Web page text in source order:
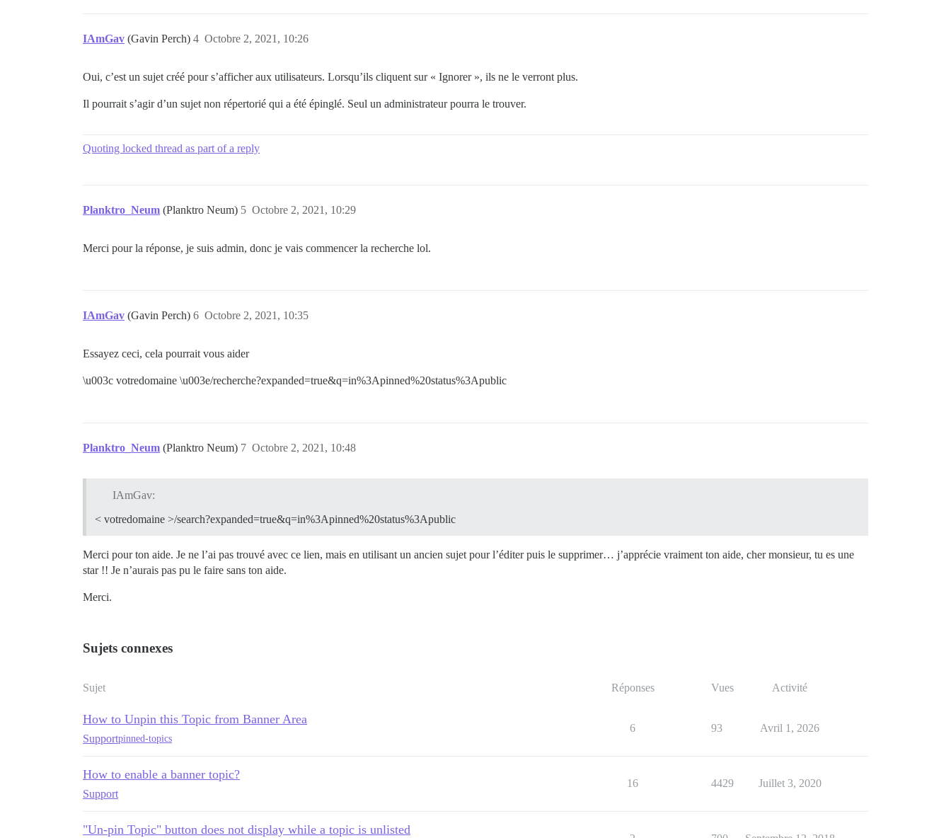
IAmGav (Gavin Perch) Octobre 2, 2021, 10:26
4
Oui, c’est un sujet créé pour s’afficher aux utilisateurs. Lorsqu’ils cliquent sur « Ignorer », ils ne le verront plus.
Il pourrait s’agir d’un sujet non répertorié qui a été épinglé. Seul un administrateur pourra le trouver.
Quoting locked thread as part of a reply
Planktro_Neum (Planktro Neum) Octobre 2, 2021, 10:29
5
Merci pour la réponse, je suis admin, donc je vais commencer la recherche lol.
IAmGav (Gavin Perch) Octobre 2, 2021, 10:35
6
Essayez ceci, cela pourrait vous aider
\u003c votredomaine \u003e/recherche?expanded=true&q=in%3Apinned%20status%3Apublic
Planktro_Neum (Planktro Neum) Octobre 2, 2021, 10:48
7
IAmGav:
< votredomaine >/search?expanded=true&q=in%3Apinned%20status%3Apublic
Merci pour ton aide. Je ne l’ai pas trouvé avec ce lien, mais en utilisant un ancien sujet pour l’éditer puis le supprimer… j’apprécie vraiment ton aide, cher monsieur, tu es une
star !! Je n’aurais pas pu le faire sans ton aide.
Merci.
Sujets connexes
Sujet Réponses Vues Activité
How to Unpin this Topic from Banner Area
Supportpinned-topics
6 93 Avril 1, 2026
How to enable a banner topic?
Support
16 4429 Juillet 3, 2020
"Un-pin Topic" button does not display while a topic is unlisted